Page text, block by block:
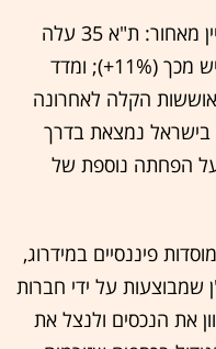
בסיכום השנה החולפת הנדל"ן עדיין מאחור: ת"א 35 עלה
ב-36%; מניב-ישראל בפחות משליש מכך (11%+); ומדד
הסיבה להתאוששות הקלה לאחרונה
בישראל נמצאת בדרך
הפחתה נוספת של
פיננסיים במידרוג,
שמבוצעות על ידי חברות
את הנכסים ולנצל את